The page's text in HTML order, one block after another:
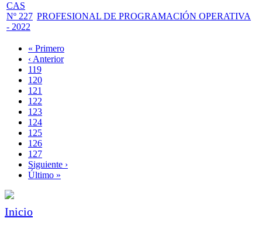
CAS
Nº 227
- 2022
PROFESIONAL DE PROGRAMACIÓN OPERATIVA
Paginación
Primera
página
« Primero
Página
anterior
‹ Anterior
Page
119
Page
120
Page
121
Page
122
Página
actual
123
Page
124
Page
125
Page
126
Page
127
Siguiente
página
Siguiente ›
Última
Último »
Inicio